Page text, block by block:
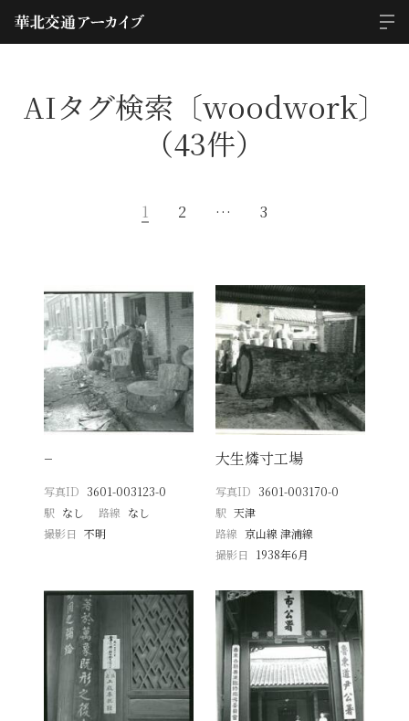
AIタグ検索〔woodwork〕
（43件）
1 2 … 3
−
写真ID 3601-003123-0
駅 なし 路線 なし
撮影日
不明
大生燐寸工場
写真ID 3601-003170-0
駅 天津
路線 京山線 津浦線
撮影日
1938年6月